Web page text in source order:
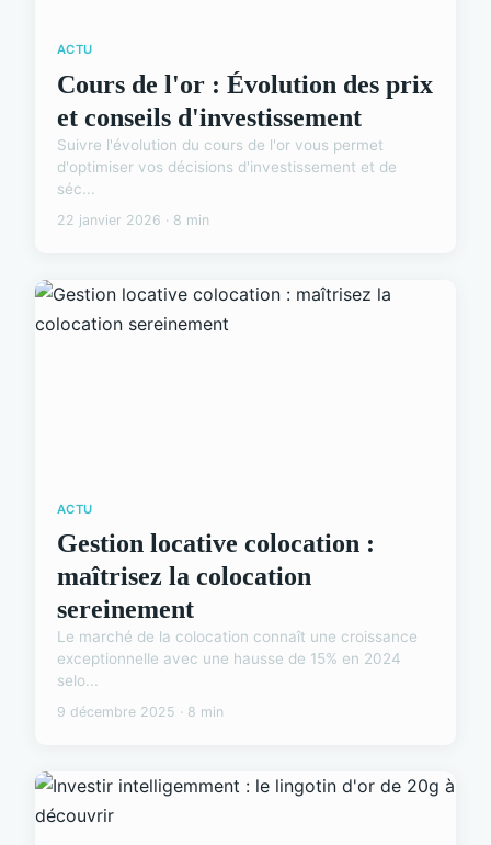
ACTU
Cours de l'or : Évolution des prix
et conseils d'investissement
Suivre l'évolution du cours de l'or vous permet
d'optimiser vos décisions d'investissement et de
séc...
22 janvier 2026 · 8 min
ACTU
Gestion locative colocation :
maîtrisez la colocation
sereinement
Le marché de la colocation connaît une croissance
exceptionnelle avec une hausse de 15% en 2024
selo...
9 décembre 2025 · 8 min